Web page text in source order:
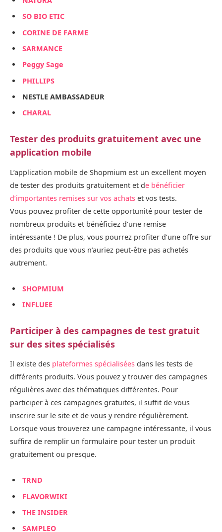
SO BIO ETIC
CORINE DE FARME
SARMANCE
Peggy Sage
PHILLIPS
NESTLE AMBASSADEUR
CHARAL
Tester des produits gratuitement avec une
application mobile
L’application mobile de Shopmium est un excellent moyen
de tester des produits gratuitement et de bénéficier
d’importantes remises sur vos achats et vos tests.
Vous pouvez profiter de cette opportunité pour tester de
nombreux produits et bénéficiez d’une remise
intéressante ! De plus, vous pourrez profiter d’une offre sur
des produits que vous n’auriez peut-être pas achetés
autrement.
SHOPMIUM
INFLUEE
Participer à des campagnes de test gratuit
sur des sites spécialisés
Il existe des plateformes spécialisées dans les tests de
différents produits. Vous pouvez y trouver des campagnes
régulières avec des thématiques différentes. Pour
participer à ces campagnes gratuites, il suffit de vous
inscrire sur le site et de vous y rendre régulièrement.
Lorsque vous trouverez une campagne intéressante, il vous
suffira de remplir un formulaire pour tester un produit
gratuitement ou presque.
TRND
FLAVORWIKI
THE INSIDER
SAMPLEO